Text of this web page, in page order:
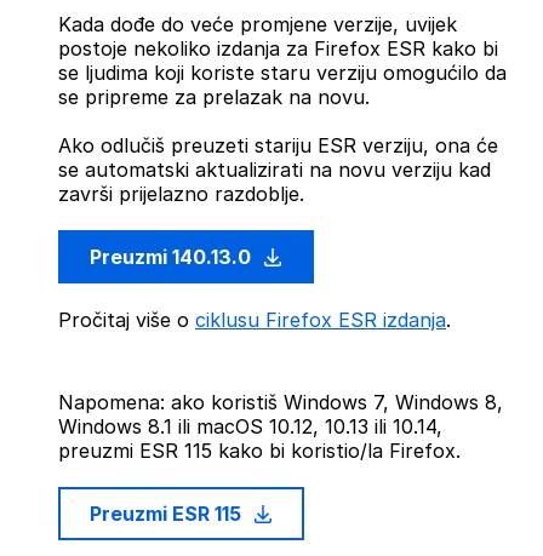
Kada dođe do veće promjene verzije, uvijek
postoje nekoliko izdanja za Firefox ESR kako bi
se ljudima koji koriste staru verziju omogućilo da
se pripreme za prelazak na novu.
Ako odlučiš preuzeti stariju ESR verziju, ona će
se automatski aktualizirati na novu verziju kad
završi prijelazno razdoblje.
Preuzmi 140.13.0
Pročitaj više o ciklusu Firefox ESR izdanja.
Napomena: ako koristiš Windows 7, Windows 8,
Windows 8.1 ili macOS 10.12, 10.13 ili 10.14,
preuzmi ESR 115 kako bi koristio/la Firefox.
Preuzmi ESR 115